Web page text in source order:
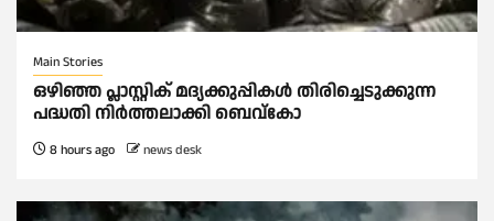
Main Stories
ഒഴിഞ്ഞ പ്ലാസ്റ്റിക് മദ്യക്കുപ്പികള്‍ തിരിച്ചെടുക്കുന്ന
പദ്ധതി നിര്‍ത്തലാക്കി ബെവ്കോ
8 hours ago news desk